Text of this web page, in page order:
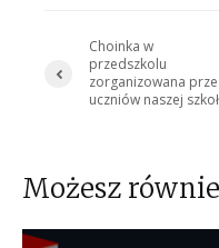
Choinka w
przedszkolu
zorganizowana
uczniów naszej
Możesz